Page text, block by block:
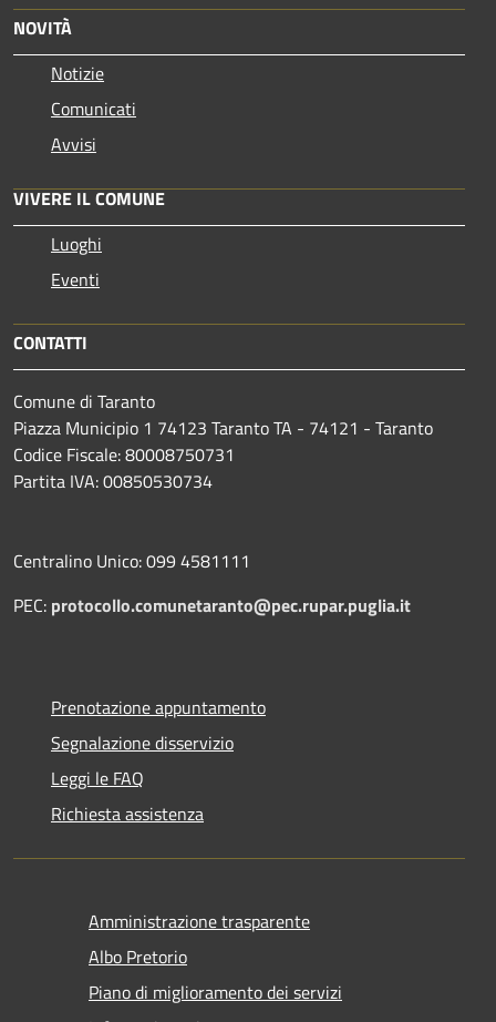
NOVITÀ
Notizie
Comunicati
Avvisi
VIVERE IL COMUNE
Luoghi
Eventi
CONTATTI
Comune di Taranto
Piazza Municipio 1 74123 Taranto TA - 74121 - Taranto
Codice Fiscale: 80008750731
Partita IVA: 00850530734
Centralino Unico: 099 4581111
PEC: protocollo.comunetaranto@pec.rupar.puglia.it
Prenotazione appuntamento
Segnalazione disservizio
Leggi le FAQ
Richiesta assistenza
Amministrazione trasparente
Albo Pretorio
Piano di miglioramento dei servizi